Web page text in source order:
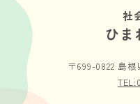
社
ひま
〒699-0822 島